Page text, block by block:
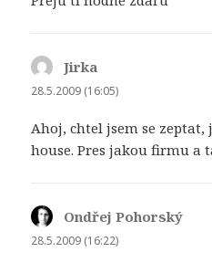
Jirka
28.5.2009 (16:05)
Ahoj, chtel jsem se zeptat,
house. Pres jakou firmu a
Ondřej Pohorský
28.5.2009 (16:22)